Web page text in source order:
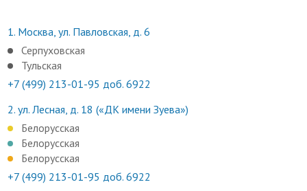
1. Москва, ул. Павловская, д. 6
Серпуховская
Тульская
+7 (499) 213-01-95 доб. 6922
2. ул. Лесная, д. 18 («ДК имени Зуева»)
Белорусская
Белорусская
Белорусская
+7 (499) 213-01-95 доб. 6922